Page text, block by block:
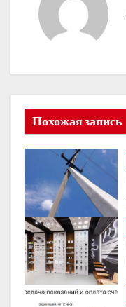
и
я
о
з
а
п
Похожая запись